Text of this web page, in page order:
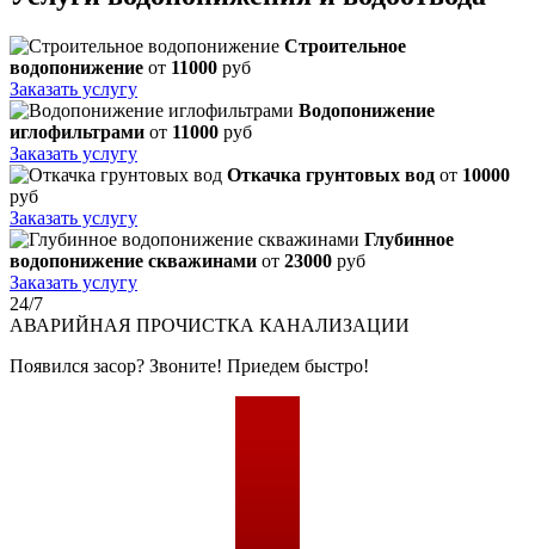
Строительное
водопонижение от 11000 руб
Заказать услугу
Водопонижение
иглофильтрами от 11000 руб
Заказать услугу
Откачка грунтовых вод от 10000
руб
Заказать услугу
Глубинное
водопонижение скважинами от 23000 руб
Заказать услугу
24/7
АВАРИЙНАЯ ПРОЧИСТКА КАНАЛИЗАЦИИ
Появился засор? Звоните! Приедем быстро!